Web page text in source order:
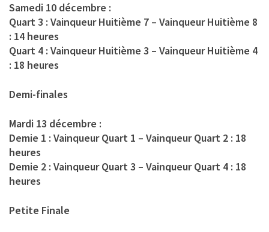
Samedi 10 décembre :
Quart 3 : Vainqueur Huitième 7 – Vainqueur Huitième 8
: 14 heures
Quart 4 : Vainqueur Huitième 3 – Vainqueur Huitième 4
: 18 heures
Demi-finales
Mardi 13 décembre :
Demie 1 : Vainqueur Quart 1 – Vainqueur Quart 2 : 18
heures
Demie 2 : Vainqueur Quart 3 – Vainqueur Quart 4 : 18
heures
Petite Finale